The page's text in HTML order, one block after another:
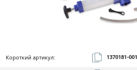
Короткий артикул: 1370181-001